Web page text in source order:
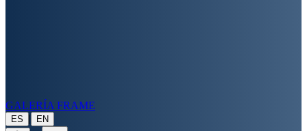
GALERÍA FRAME
ES | EN